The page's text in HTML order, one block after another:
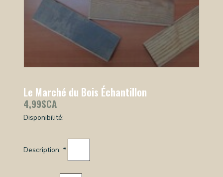
Le Marché du Bois Échantillon
4,99$CA
Disponibilité:
Description: *